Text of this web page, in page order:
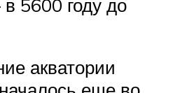
5600 году до
акватории